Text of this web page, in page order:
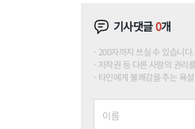
기사댓글0개
200자까지 쓰실 수 있습니
저작권 등 다른 사람의 권리
타인에게 불쾌감을 주는 욕